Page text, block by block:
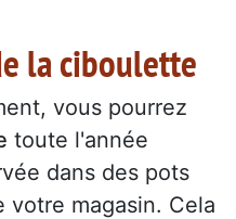
la ciboulette
vous pourrez
toute l'année
dans des pots
votre magasin. Cela